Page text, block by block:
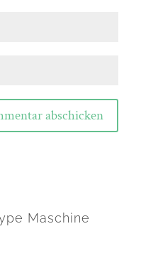
abschicken
Maschine